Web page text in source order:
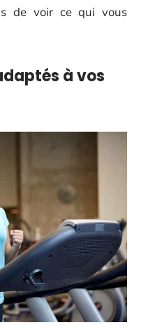
de voir ce qui vous
à vos